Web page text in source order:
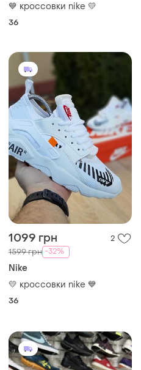
💙 кроссовки nike 💛
36
1099 грн 2
1599 грн -32%
Nike
💛 кроссовки nike 💙
36